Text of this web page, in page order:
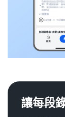
讓每段